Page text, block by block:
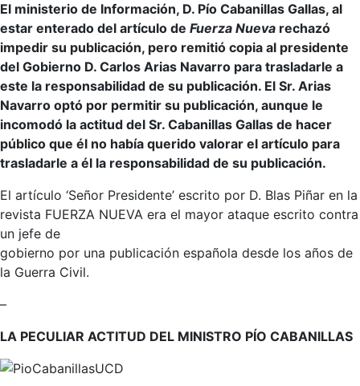
El ministerio de Información, D. Pío Cabanillas Gallas, al
estar enterado del artículo de Fuerza Nueva rechazó
impedir su publicación, pero remitió copia al presidente
del Gobierno D. Carlos Arias Navarro para trasladarle a
este la responsabilidad de su publicación. El Sr. Arias
Navarro optó por permitir su publicación, aunque le
incomodó la actitud del Sr. Cabanillas Gallas de hacer
público que él no había querido valorar el artículo para
trasladarle a él la responsabilidad de su publicación.
El artículo ‘Señor Presidente’ escrito por D. Blas Piñar en la
revista FUERZA NUEVA era el mayor ataque escrito contra
un jefe de
gobierno por una publicación española desde los años de
la Guerra Civil.
–
LA PECULIAR ACTITUD DEL MINISTRO PÍO CABANILLAS